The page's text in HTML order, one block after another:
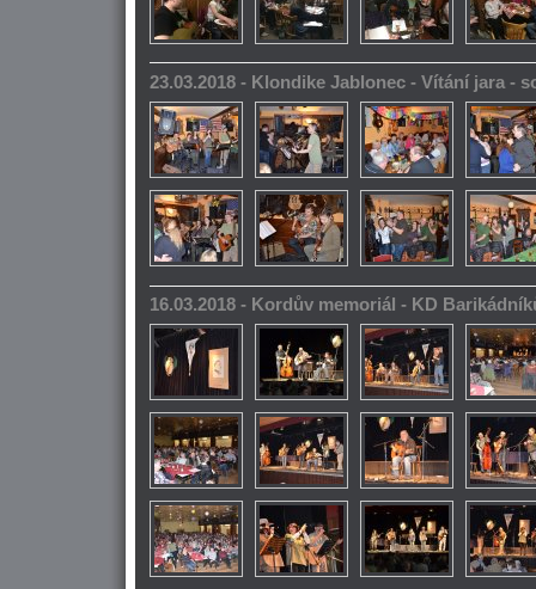
23.03.2018 - Klondike Jablonec - Vítání jara -
16.03.2018 - Kordův memoriál - KD